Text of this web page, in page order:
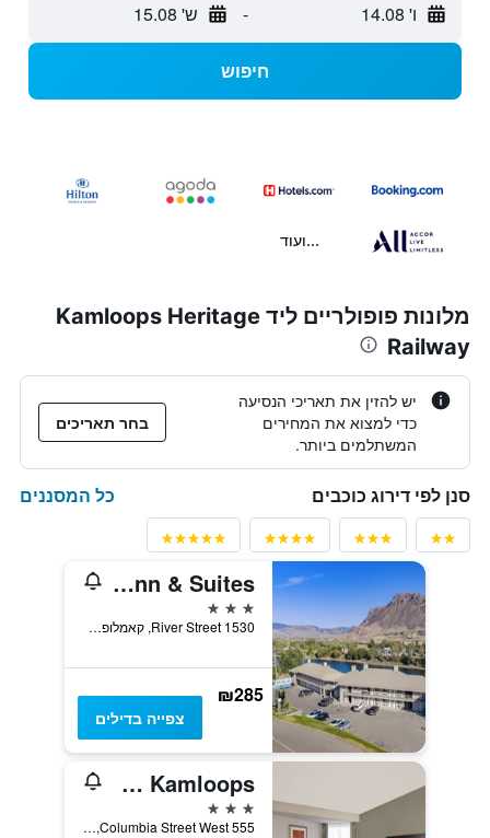
ו' 14.08 - ש' 15.08
חיפוש
...ועוד
מלונות פופולריים ליד Kamloops Heritage
Railway
יש להזין את תאריכי הנסיעה
כדי למצוא את המחירים
המשתלמים ביותר.
בחר תאריכים
סנן לפי דירוג כוכבים כל המסננים
Riverland Inn & Suites
3 כוכבים
1530 River Street, קאמלופס, BC, קנדה
₪285
צפייה בדילים
Ramada by Wyndham Kamloops
3 כוכבים
555 Columbia Street West, קאמלופס, BC, קנדה